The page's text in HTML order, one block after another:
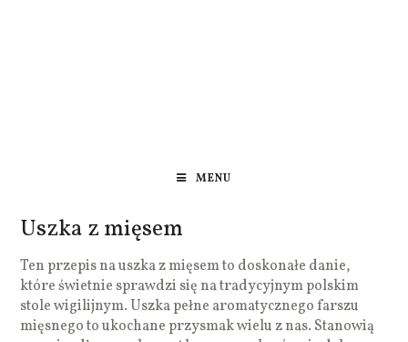
MENU
Uszka z mięsem
Ten przepis na uszka z mięsem to doskonałe danie,
które świetnie sprawdzi się na tradycyjnym polskim
stole wigilijnym. Uszka pełne aromatycznego farszu
mięsnego to ukochane przysmak wielu z nas. Stanowią